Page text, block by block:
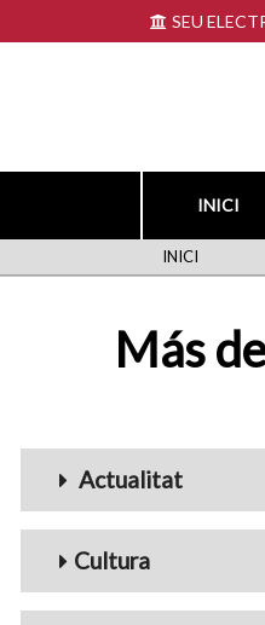
al
SEU
INICI
FIL
INICI
Más
Actualitat
Cultura